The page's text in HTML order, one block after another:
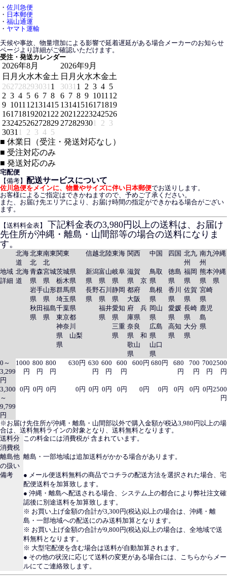
・ 佐川急便
・ 日本郵便
・ 福山通運
・ ヤマト運輸
天候や事故、物量増加による影響で延着遅延がある場合メーカーのお知らせ
ページより詳細がご確認いただけます。
受注・発送カレンダー
2026年8月
日 月 火水木金土
262728293031 1
2 3 4 5 6 7 8
9 1011 12131415
161718192021 22
23242526272829
3031 1 2 3 4 5
2026年9月
日 月 火水木金土
3031 1 2 3 4 5
6 7 8 9 1011 12
13141516171819
2021 2223242526
272829301 2 3
■ 休業日（受注・発送対応なし）
■ 受注対応のみ
■ 発送対応のみ
宅配便
【備考】 配送サービスについて
佐川急便をメインに、物量やサイズに伴い日本郵便でお送りします。
お客様によるご指定はできかねますので、予めご了承ください。
また、お届け先エリアにより、お届け時間の指定ができかねる場合がござい
ます。
【送料料金表】
下記料金表の3,980円以上の送料は、お届け
先住所が沖縄・離島・山間部等の場合の送料になりま
す。
北海
道
北東
北
南東
北
関東 信越北陸東海 関西 中国 四国 北九
州
南九
州
沖縄
地域
詳細
北海
道
青森
県
岩手
県
秋田
県
宮城
県
山形
県
福島
県
茨城県
栃木県
群馬県
埼玉県
千葉県
東京都
神奈川
県 山梨
県
新潟
県
長野
県
富山
県
石川
県
福井
県
岐阜
県
静岡
県
愛知
県
三重
県
滋賀
県 京
都府
大阪
府 兵
庫県
奈良
県 和
歌山
県
鳥取
県
島根
県
岡山
県
広島
県
山口
県
徳島
県
香川
県
愛媛
県
高知
県
福岡
県
佐賀
県
長崎
県
大分
県
熊本
県
宮崎
県
鹿児
島
県
沖縄
県
0～
3,299
円
1000
円
800
円
800
円
630円 630
円
600
円
600
円
600円 680円
680
円
700
円
700
円
2500
円
3,300
～
9,799
円
0円 0円 0円 0円 0円 0円 0円 0円 0円 0円 0円 0円2500
円
※お届け先住所が沖縄・離島・山間部以外で購入金額が税込3,980円以上の場
合は、送料無料ラインの対象となり、送料無料となります。
送料分
消費税
この料金には消費税が 含まれています。
離島他
の扱い
離島・一部地域は追加送料がかかる場合があります。
備考
● メール便送料無料の商品でコチラの配送方法を選択された場合、宅
配便送料を加算致します。
● 沖縄・離島へ配送される場合、システム上の都合により弊社注文確
認後に別途送料を加算致します。
※ お買い上げ金額の合計が3,300円(税込)以上の場合は、沖縄・離
島・一部地域への配送にのみ送料加算となります。
※ お買い上げ金額の合計が9,800円(税込)以上の場合は、全地域で送
料無料となります。
※ 大型宅配便を含む場合は送料が自動加算されます。
● その他の状況に応じて送料の変更がある場合には、こちらからメー
ルにてご連絡致します。